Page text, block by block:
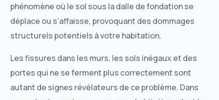
phénomène où le sol sous la dalle de fondation se
déplace ou s’affaisse, provoquant des dommages
structurels potentiels à votre habitation.
Les fissures dans les murs, les sols inégaux et des
portes qui ne se ferment plus correctement sont
autant de signes révélateurs de ce problème. Dans